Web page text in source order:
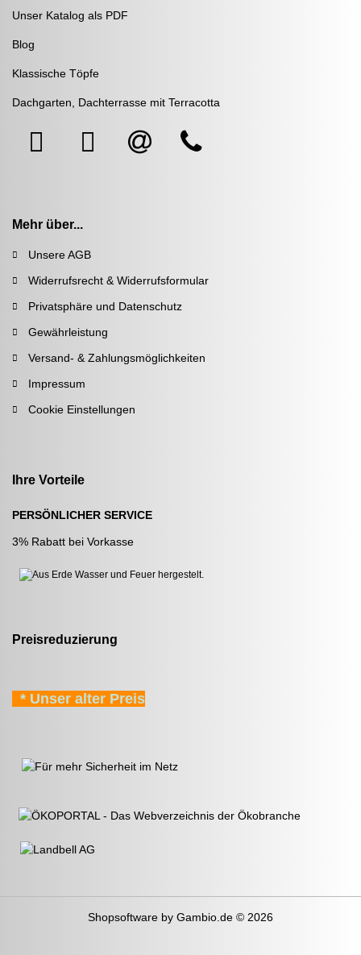
Unser Katalog als PDF
Blog
Klassische Töpfe
Dachgarten, Dachterrasse mit Terracotta
Mehr über...
Unsere AGB
Widerrufsrecht & Widerrufsformular
Privatsphäre und Datenschutz
Gewährleistung
Versand- & Zahlungsmöglichkeiten
Impressum
Cookie Einstellungen
Ihre Vorteile
PERSÖNLICHER SERVICE
3% Rabatt bei Vorkasse
Preisreduzierung
* Unser alter Preis
Shopsoftware by Gambio.de © 2026